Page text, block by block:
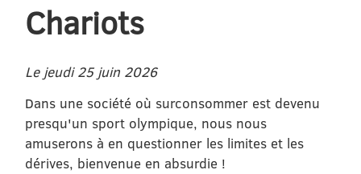
Chariots
Le jeudi 25 juin 2026
Dans une société où surconsommer est devenu
presqu'un sport olympique, nous nous
amuserons à en questionner les limites et les
dérives, bienvenue en absurdie !